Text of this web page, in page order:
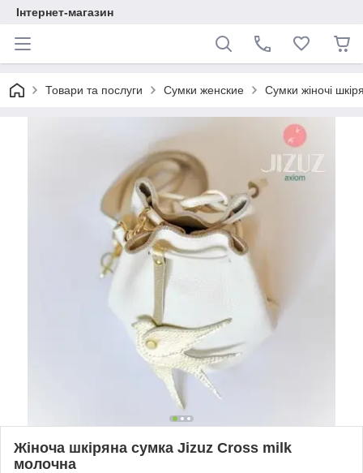
Інтернет-магазин
Товари та послуги Сумки женские Сумки жіночі
Жіноча шкіряна сумка Jizuz Cross milk
молочна